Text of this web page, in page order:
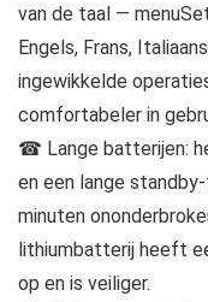
van de taal —
Engels, Frans,
ingewikkelde
comfortabeler in
☎ Lange batterijen:
en een lange
minuten
lithiumbatterij heeft
op en is veiliger.